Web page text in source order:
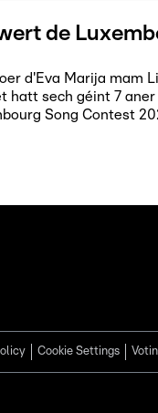
de
d'Eva Marija mam
hatt sech géint 7
Song Contest
Cookie Settings